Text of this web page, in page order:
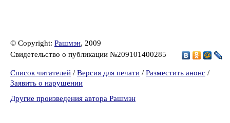
© Copyright: Рашмэн, 2009
Свидетельство о публикации №209101400285
Список читателей / Версия для печати / Разместить анонс /
Заявить о нарушении
Другие произведения автора Рашмэн